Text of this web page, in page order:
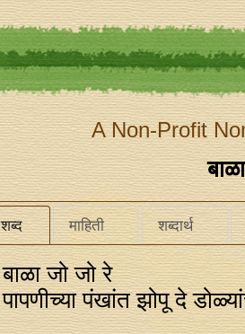
A Non-Profit
शब्द माहिती शब्दार्थ
बाळा जो जो रे
पापणीच्या पंखांत झोपू दे